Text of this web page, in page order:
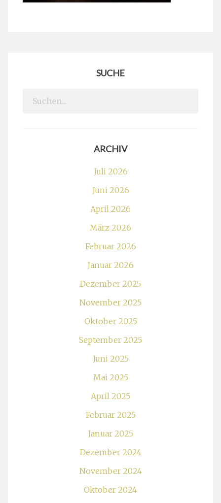
SUCHE
Search
ARCHIV
Juli 2026
Juni 2026
April 2026
März 2026
Februar 2026
Januar 2026
Dezember 2025
November 2025
Oktober 2025
September 2025
Juni 2025
Mai 2025
April 2025
Februar 2025
Januar 2025
Dezember 2024
November 2024
Oktober 2024